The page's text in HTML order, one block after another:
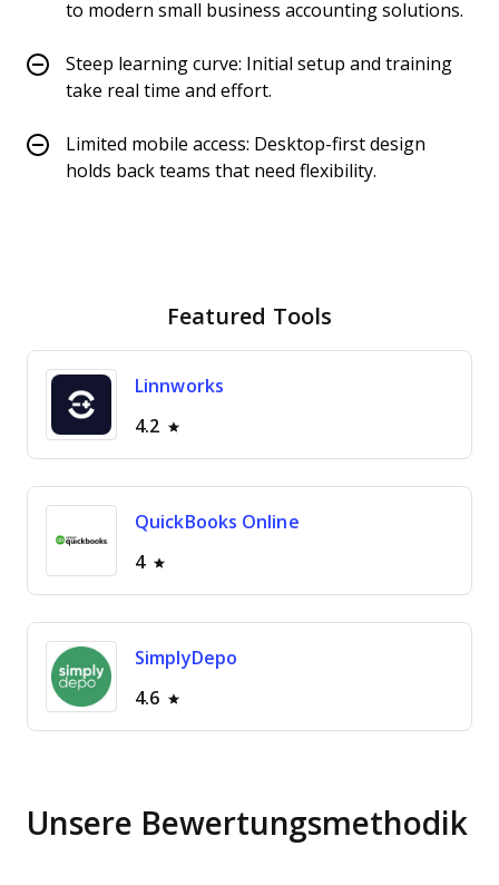
to modern small business accounting solutions.
Steep learning curve: Initial setup and training
take real time and effort.
Limited mobile access: Desktop-first design
holds back teams that need flexibility.
Featured Tools
Linnworks
4.2
QuickBooks Online
4
SimplyDepo
4.6
Unsere Bewertungsmethodik